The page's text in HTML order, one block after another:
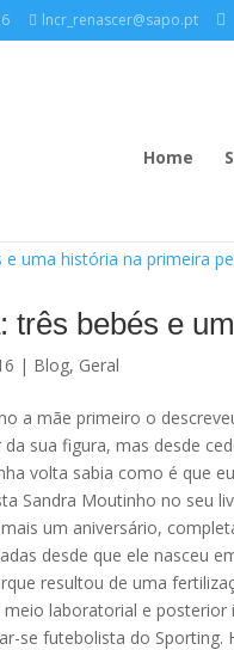
lncr_renascer@sapo.pt
Home
três bebés e
| Blog, Geral
a mãe primeiro o
sua figura, mas desde
volta sabia como é que
Sandra Moutinho no seu
um aniversário,
desde que ele nasceu
resultou de uma
laboratorial e
se futebolista do Sporting.